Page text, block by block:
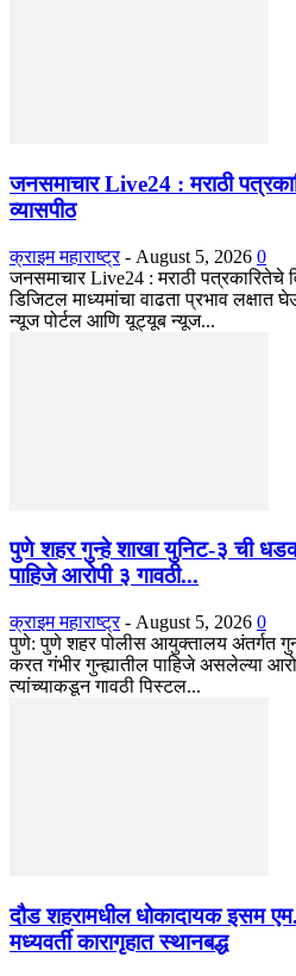
जनसमाचार Live24 : मराठी
व्यासपीठ
क्राइम महाराष्ट्र - August 5, 2026 0
जनसमाचार Live24 : मराठी पत्रकारितेचे
डिजिटल माध्यमांचा वाढता प्रभाव
न्यूज पोर्टल आणि यूट्यूब न्यूज...
पुणे शहर गुन्हे शाखा युनिट-३ ची धडक
पाहिजे आरोपी ३ गावठी...
क्राइम महाराष्ट्र - August 5, 2026 0
​पुणे: पुणे शहर पोलीस आयुक्तालय अंतर्गत
करत गंभीर गुन्ह्यातील पाहिजे असलेल्या
त्यांच्याकडून गावठी पिस्टल...
दौड शहरामधील धोकादायक इसम
मध्यवर्ती कारागृहात स्थानबद्ध